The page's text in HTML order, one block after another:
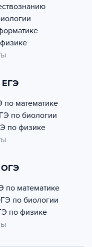
ЕГЭ
по математике
по биологии
по физике
ОГЭ
по математике
по биологии
по физике